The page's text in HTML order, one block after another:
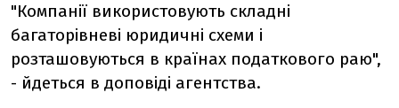
"Компанії використовують складні
багаторівневі юридичні схеми і
розташовуються в країнах податкового раю",
- йдеться в доповіді агентства.